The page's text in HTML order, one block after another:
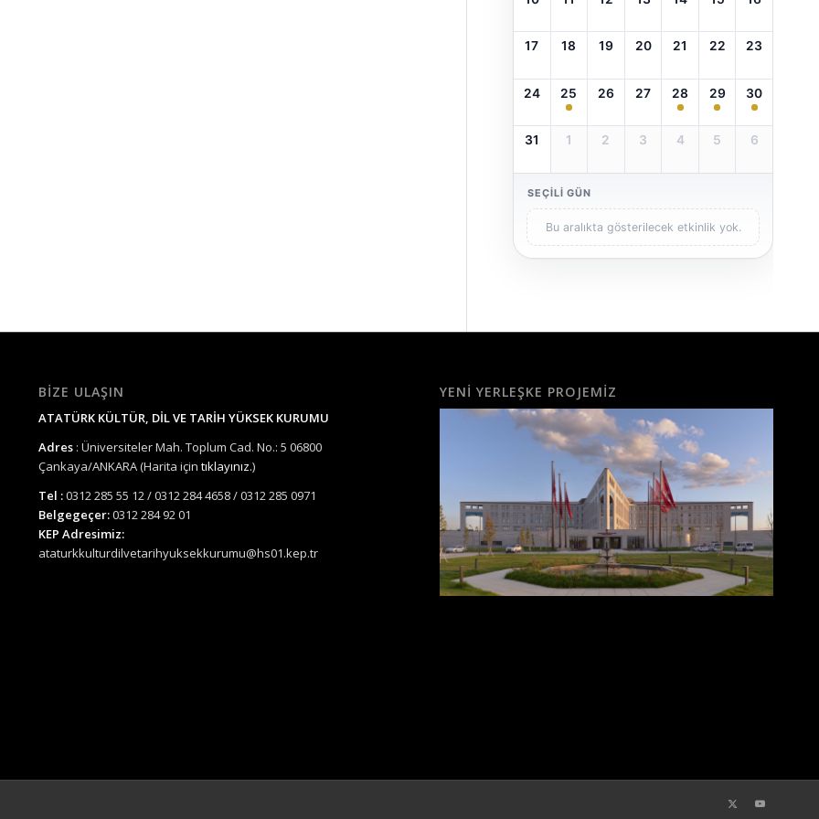
17 18 19 20 21 22 23
24 25 26 27 28 29 30
31 1 2 3 4 5 6
SEÇILI GÜN
Bu aralıkta gösterilecek etkinlik yok.
BIZE ULAŞIN
ATATÜRK KÜLTÜR, DİL VE TARİH YÜKSEK KURUMU
Adres : Üniversiteler Mah. Toplum Cad. No.: 5 06800
Çankaya/ANKARA (Harita için tıklayınız.)
Tel :0312 285 55 12 / 0312 284 4658 / 0312 285 0971
Belgegeçer:0312 284 92 01
KEP Adresimiz:
ataturkkulturdilvetarihyuksekkurumu@hs01.kep.tr
YENI YERLEŞKE PROJEMIZ